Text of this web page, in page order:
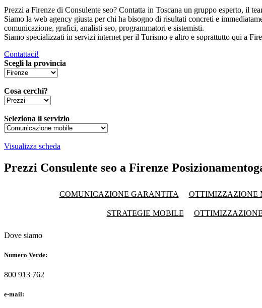
Prezzi a Firenze di Consulente seo? Contatta in Toscana un gruppo esperto, il
Siamo la web agency giusta per chi ha bisogno di risultati concreti e
comunicazione, grafici, analisti seo, programmatori e sistemisti.
Siamo specializzati in servizi internet per il Turismo e altro e soprattutto qui a
Contattaci!
Scegli la provincia
Cosa cerchi?
Seleziona il servizio
Visualizza scheda
Prezzi Consulente seo a Firenze
COMUNICAZIONE GARANTITA OTTIMIZZAZIONE
STRATEGIE MOBILE
Dove siamo
Numero Verde:
800 913 762
e-mail: